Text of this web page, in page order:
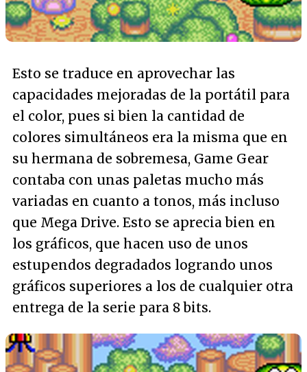
Esto se traduce en aprovechar las
capacidades mejoradas de la portátil para
el color, pues si bien la cantidad de
colores simultáneos era la misma que en
su hermana de sobremesa, Game Gear
contaba con unas paletas mucho más
variadas en cuanto a tonos, más incluso
que Mega Drive. Esto se aprecia bien en
los gráficos, que hacen uso de unos
estupendos degradados logrando unos
gráficos superiores a los de cualquier otra
entrega de la serie para 8 bits.